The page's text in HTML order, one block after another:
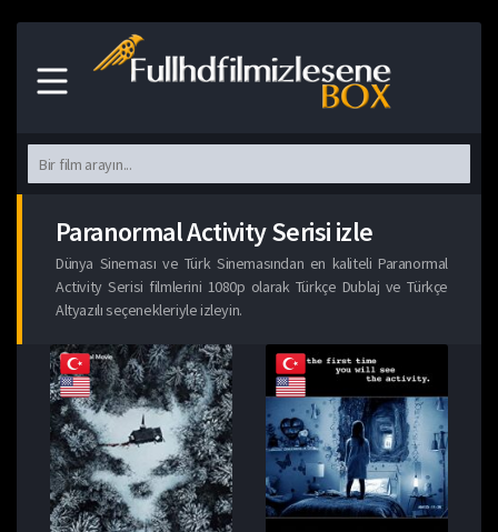
Paranormal Activity Serisi izle
Dünya Sineması ve Türk Sinemasından en kaliteli Paranormal
Activity Serisi filmlerini 1080p olarak Türkçe Dublaj ve Türkçe
Altyazılı seçenekleriyle izleyin.